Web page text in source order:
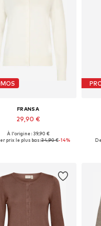
FRANSA
29,90 €
disponibles: XS, S, M, L, XL
À l'origine : 39,90 €
prix le plus bas :34,90 €-14%